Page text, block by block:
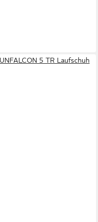
5 TR Laufschuh